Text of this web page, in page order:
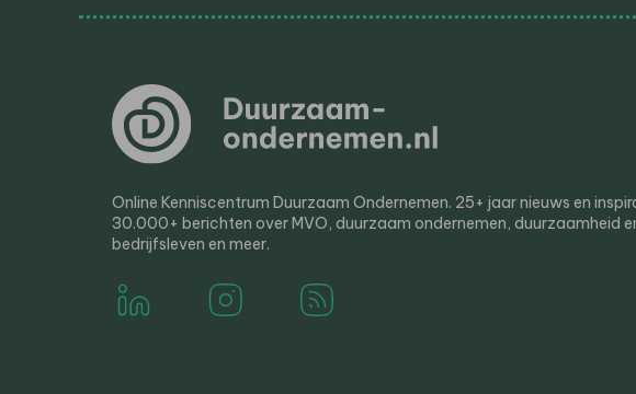
Online Kenniscentrum Duurzaam Ondernemen. 25+ jaar nieuws en
30.000+ berichten over MVO, duurzaam ondernemen, duurzaamheid
bedrijfsleven en meer.